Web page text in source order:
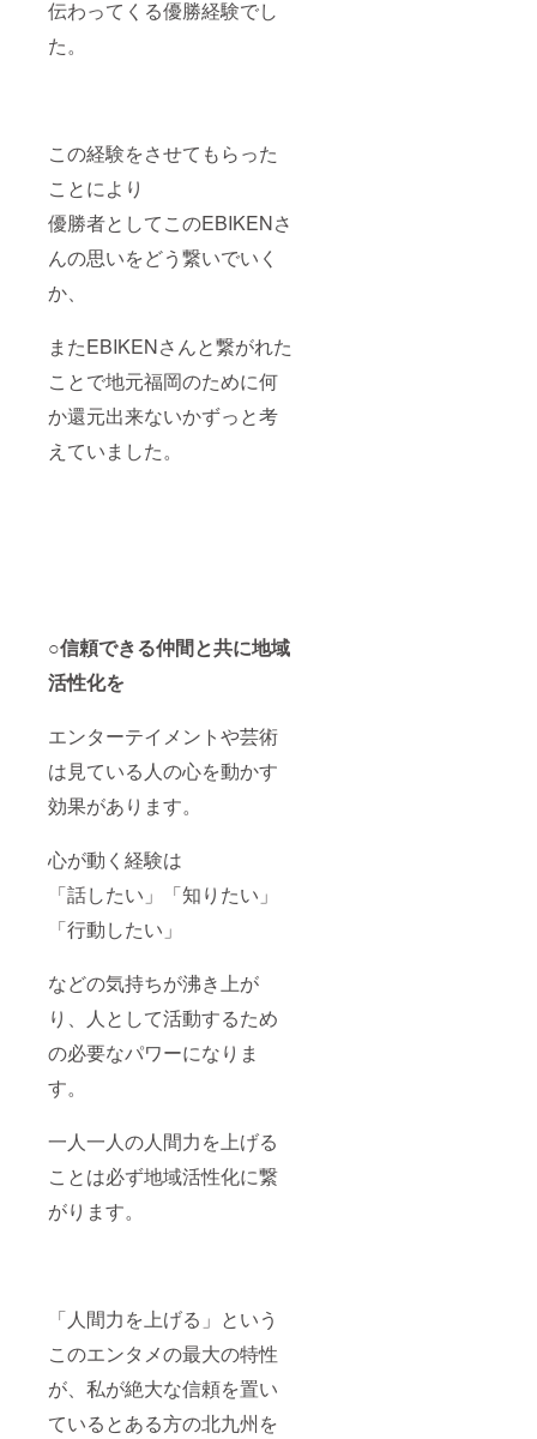
伝わってくる優勝経験でし
た。
この経験をさせてもらった
ことにより
優勝者としてこのEBIKENさ
んの思いをどう繋いでいく
か、
またEBIKENさんと繋がれた
ことで地元福岡のために何
か還元出来ないかずっと考
えていました。
○信頼できる仲間と共に地域
活性化を
エンターテイメントや芸術
は見ている人の心を動かす
効果があります。
心が動く経験は
「話したい」「知りたい」
「行動したい」
などの気持ちが沸き上が
り、人として活動するため
の必要なパワーになりま
す。
一人一人の人間力を上げる
ことは必ず地域活性化に繋
がります。
「人間力を上げる」という
このエンタメの最大の特性
が、私が絶大な信頼を置い
ているとある方の北九州を